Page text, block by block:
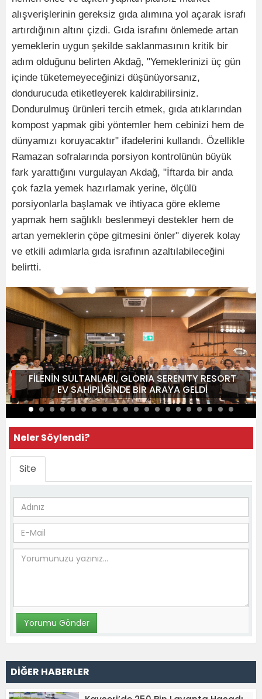
alışverişlerinin gereksiz gıda alımına yol açarak israfı
artırdığının altını çizdi. Gıda israfını önlemede artan
yemeklerin uygun şekilde saklanmasının kritik bir
adım olduğunu belirten Akdağ, "Yemeklerinizi üç gün
içinde tüketemeyeceğinizi düşünüyorsanız,
dondurucuda etiketleyerek kaldırabilirsiniz.
Dondurulmuş ürünleri tercih etmek, gıda atıklarından
kompost yapmak gibi yöntemler hem cebinizi hem de
dünyamızı koruyacaktır" ifadelerini kullandı. Özellikle
Ramazan sofralarında porsiyon kontrolünün büyük
fark yarattığını vurgulayan Akdağ, "İftarda bir anda
çok fazla yemek hazırlamak yerine, ölçülü
porsiyonlarla başlamak ve ihtiyaca göre ekleme
yapmak hem sağlıklı beslenmeyi destekler hem de
artan yemeklerin çöpe gitmesini önler" diyerek kolay
ve etkili adımlarla gıda israfının azaltılabileceğini
belirtti.
FİLENİN SULTANLARI, GLORIA SERENITY RESORT
EV SAHİPLİĞİNDE BİR ARAYA GELDİ
Neler Söylendi?
Site
DİĞER HABERLER